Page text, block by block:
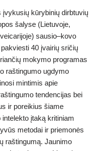
įvykusių kūrybinių dirbtuvių
šalyse (Lietuvoje,
sausio–kovo
40 įvairių sričių
mokymo programas
raštingumo ugdymo
mintimis apie
tendencijas bei
ir poreikius šiame
įtaką kritiniam
metodai ir priemonės
raštingumą. Jaunimo